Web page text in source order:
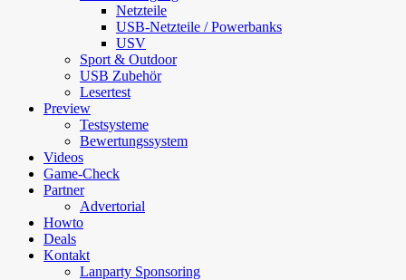
Netzteile
USB-Netzteile / Powerbanks
USV
Sport & Outdoor
USB Zubehör
Lesertest
Preview
Testsysteme
Bewertungssystem
Videos
Game-Check
Partner
Advertorial
Howto
Deals
Kontakt
Lanparty Sponsoring